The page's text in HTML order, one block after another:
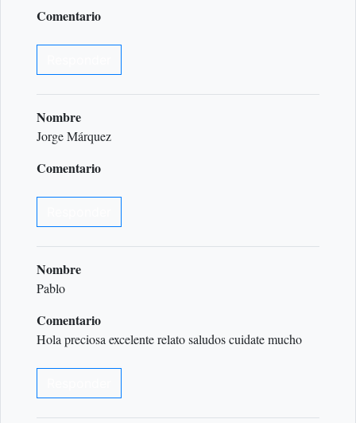
Comentario
Nombre
Jorge Márquez
Comentario
Nombre
Pablo
Comentario
Hola preciosa excelente relato saludos cuidate mucho